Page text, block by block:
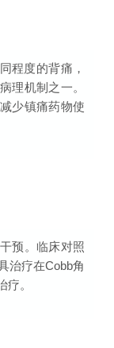
程度的背痛，
理机制之一。
少镇痛药物使
预。临床对照
治疗在Cobb角
。